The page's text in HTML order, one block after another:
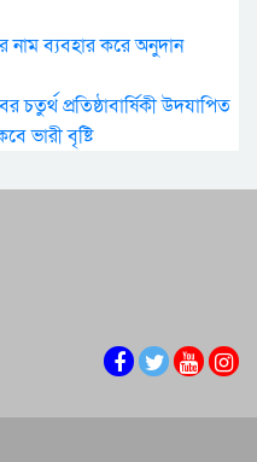
নাম ব্যবহার করে অনুদান
চতুর্থ প্রতিষ্ঠাবার্ষিকী উদযাপিত
ভারী বৃষ্টি